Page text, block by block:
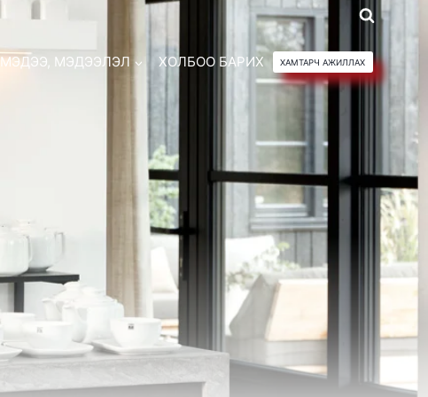
МЭДЭЭ, МЭДЭЭЛЭЛ ХОЛБОО БАРИХ ХАМТАРЧ АЖИЛЛАХ